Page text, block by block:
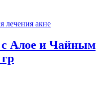
лечения акне
Алое и Чайным